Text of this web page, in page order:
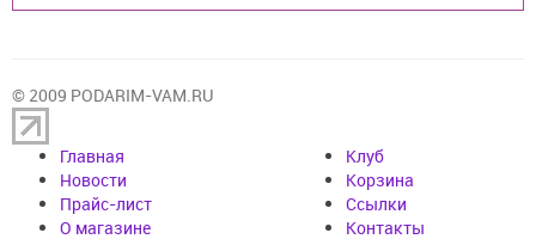
© 2009 PODARIM-VAM.RU
Главная
Новости
Прайс-лист
О магазине
Клуб
Корзина
Cсылки
Контакты